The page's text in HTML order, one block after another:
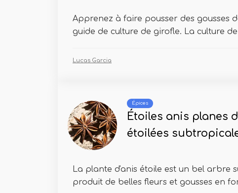
Apprenez à faire pousser des gousses
guide de culture de girofle. La culture de
Lucas Garcia
Épices
Étoiles anis planes
étoilées
La plante d'anis étoile est un bel arbre
produit de belles fleurs et gousses en